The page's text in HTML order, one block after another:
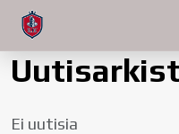
Ei uutisia